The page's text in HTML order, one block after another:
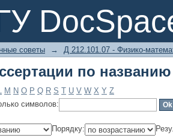
по названию
советы → Д 212.101.07 - Физико-
по названию
M N O P Q R S T U V W X Y Z
символов:
Порядку: